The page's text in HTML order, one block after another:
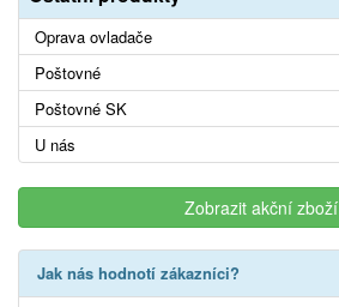
Oprava ovladače
Poštovné
Poštovné SK
U nás
Zobrazit akční zboží
Jak nás hodnotí zákazníci?